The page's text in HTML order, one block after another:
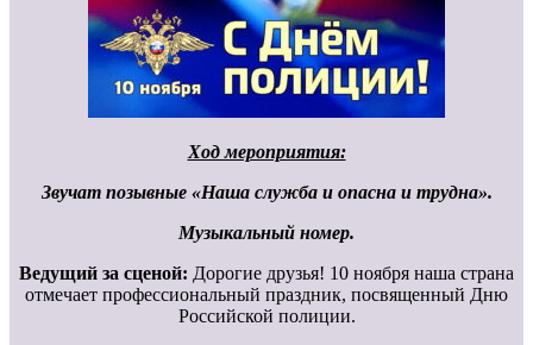
Ход мероприятия:
Звучат позывные «Наша служба и опасна и трудна».
Музыкальный номер.
Ведущий за сценой: Дорогие друзья! 10 ноября наша страна
отмечает профессиональный праздник, посвященный Дню
Российской полиции.